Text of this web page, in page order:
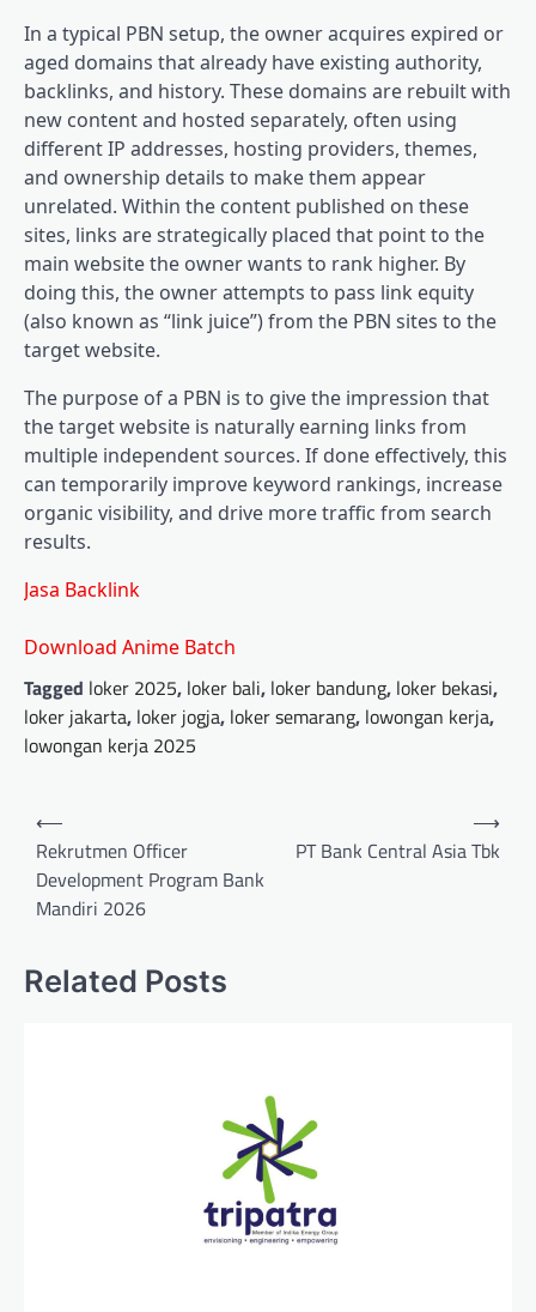
In a typical PBN setup, the owner acquires expired or
aged domains that already have existing authority,
backlinks, and history. These domains are rebuilt with
new content and hosted separately, often using
different IP addresses, hosting providers, themes,
and ownership details to make them appear
unrelated. Within the content published on these
sites, links are strategically placed that point to the
main website the owner wants to rank higher. By
doing this, the owner attempts to pass link equity
(also known as “link juice”) from the PBN sites to the
target website.
The purpose of a PBN is to give the impression that
the target website is naturally earning links from
multiple independent sources. If done effectively, this
can temporarily improve keyword rankings, increase
organic visibility, and drive more traffic from search
results.
Jasa Backlink
Download Anime Batch
Tagged loker 2025, loker bali, loker bandung, loker bekasi,
loker jakarta, loker jogja, loker semarang, lowongan kerja,
lowongan kerja 2025
Post
navigation
⟵
Rekrutmen Officer
Development Program Bank
Mandiri 2026
PT Bank Central Asia Tbk
⟶
Related Posts